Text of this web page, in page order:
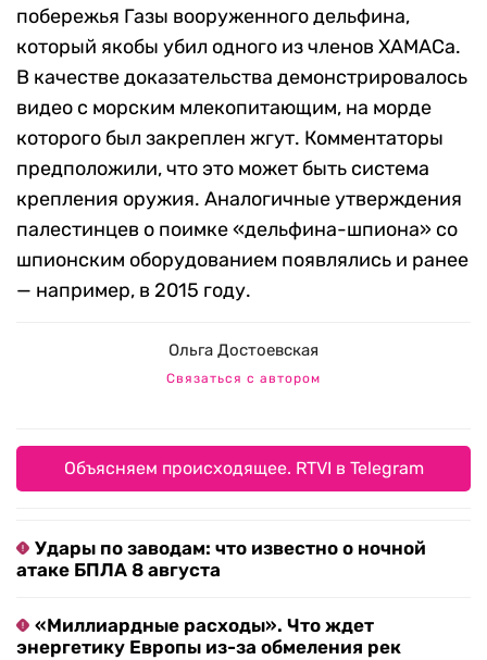
побережья Газы вооруженного дельфина,
который якобы убил одного из членов ХАМАСа.
В качестве доказательства демонстрировалось
видео с морским млекопитающим, на морде
которого был закреплен жгут. Комментаторы
предположили, что это может быть система
крепления оружия. Аналогичные утверждения
палестинцев о поимке «дельфина-шпиона» со
шпионским оборудованием появлялись и ранее
— например, в 2015 году.
Ольга Достоевская
Связаться с автором
Объясняем происходящее. RTVI в Telegram
Удары по заводам: что известно о ночной
атаке БПЛА 8 августа
«Миллиардные расходы». Что ждет
энергетику Европы из-за обмеления рек